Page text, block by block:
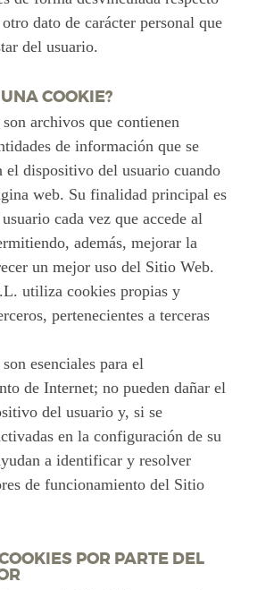
dato de carácter personal que
del usuario.
COOKIE?
archivos que contienen
de información que se
el dispositivo del usuario cuando
web. Su finalidad principal es
cada vez que accede al
además, mejorar la
un mejor uso del Sitio Web.
utiliza cookies propias y
pertenecientes a terceras
esenciales para el
de Internet; no pueden dañar el
del usuario y, si se
en la configuración de su
a identificar y resolver
de funcionamiento del Sitio
POR PARTE DEL